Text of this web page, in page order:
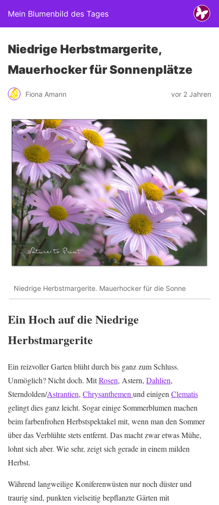
Mein Blumenbild des Tages
Niedrige Herbstmargerite,
Mauerhocker für Sonnenplätze
Fiona Amann vor 2 Jahren
Niedrige Herbstmargerite. Mauerhocker für die Sonne
Ein Hoch auf die Niedrige
Herbstmargerite
Ein reizvoller Garten blüht durch bis ganz zum Schluss.
Unmöglich? Nicht doch. MitRosen, Astern, Dahlien,
Sterndolden/Astrantien, Chrysanthemen und einigen Clematis
gelingt dies ganz leicht. Sogar einige Sommerblumen machen
beim farbenfrohen Herbstspektakel mit, wenn man den Sommer
über das Verblühte stets entfernt. Das macht zwar etwas Mühe,
lohnt sich aber. Wie sehr, zeigt sich gerade in einem milden
Herbst.
Während langweilige Koniferenwüsten nur noch düster und
traurig sind, punkten vielseitig bepflanzte Gärten mit